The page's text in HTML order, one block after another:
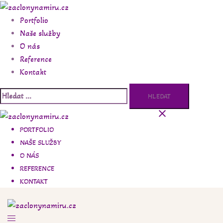
Skip
content
Portfolio
Naše služby
O nás
Reference
Kontakt
Vyhledávání
PORTFOLIO
NAŠE SLUŽBY
O NÁS
REFERENCE
KONTAKT